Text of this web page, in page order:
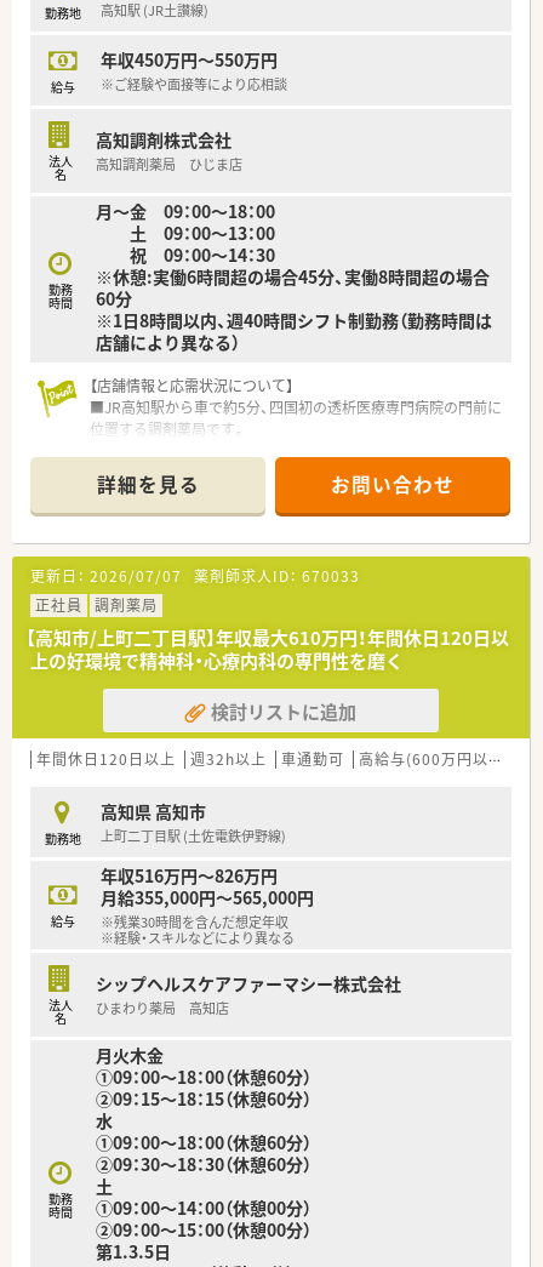
■ご入職後は店舗での実務を通じて一連の流れを習得頂きま
■認定薬剤師取得サポートとしてe-ラーニングの利用が可能で
す。
れています。薬の知識だけでなく、安全管理の取り組みや外部の
専門家による接遇研修等も行われています。
や調剤報酬の算定方法等の教育カリキュラムをご準備されてい
■希望制となりますが、職員研修の一環として医療機関のご協力
のもと、4～6カ月の病院研修も行われています。
＜法人特徴＞
■高知県内を中心にグループ全体で32店舗展開中です。今後も
■総合病院門前からクリニック門前までさまざまな科目の店舗
を運営されています。
■在宅件数はグループ全体で700件以上ございます。在宅専任薬
剤師も複数名いらっしゃいます。
■1年に1回以上学会に参加されており、学会発表チームを立ち
上げ、日々の業務で感じたことや、患者さまからの要望などを議
論して発表の題目を検討されています。
■調剤業務だけでなく、災害対策や野菜の販売等を通して地域貢
献を行われています。
■業務短縮の為、全店舗にて最新機器（電子薬歴・分包機（円盤）・
一部店舗に二次元バーコードやクリーンベンチ、ピッキング鑑査
機 等）を導入されています。
＜こんな方にもオススメ＞
■複数店舗展開されているチェーン薬局を希望されている方
■研修制度が充実している企業をご希望の方
■外来対応だけでなく、在宅業務など幅広く経験していきたい方
等 少しでも気になる方はお気軽にお問い合わせ下さい。
勤務地 高知駅 (JR土讃線)
給与
年収450万円～550万円
※ご経験や面接等により応相談
法人
名
高知調剤株式会社
高知調剤薬局 ひじま店
勤務
時間
月～金 09：00～18：00
土 09：00～13：00
祝 09：00～14：30
※休憩:実働6時間超の場合45分、実働8時間超の場合
60分
※1日8時間以内、週40時間シフト制勤務（勤務時間は
店舗により異なる）
【店舗情報と応需状況について】
■JR高知駅から車で約5分、四国初の透析医療専門病院の門前に
位置する調剤薬局です。
目を1日平均40～50枚応需します。
■薬剤師は常勤1名、パート3名体制で、ベテランスタッフも在籍
しており安心して勤務できます。
【募集背景と求める人物像について】
■退職に伴う欠員補充のため、即戦力として、また将来的に店舗
を担う人材としてご活躍いただける方を募集します。
■「かかりつけ薬剤師」や「健康づくり支援」に意欲があり、協調
性を持って働ける方を求めています。
■高知県で腰を据えて長く働き、地域医療に貢献したいという想
いをお持ちの方を歓迎します。
【求人情報について】
■ご経験や能力を最大限に評価し、年収500万円から最大650万
■県外からの転職者には、引越し費用（上限10万円）や家賃補助
（上限5万円）など手厚いサポートがあります。
■賞与はありませんが、その分が年俸に含まれ、月々の安定した
収入に繋がります。
【勤務実態について】
■年間休日は120日（公休117日＋リフレッシュ休暇3日）と、お
■有給休暇の消化率は約90％と非常に高く、半日単位での取得
も可能で、計画的に利用できます。
■育休復帰時の時短勤務制度も完備しており、ライフステージの
詳細を見る お問い合わせ
更新日： 2026/07/07 薬剤師求人ID： 670033
正社員
調剤薬局
【高知市/上町二丁目駅】年収最大610万円！年間休日120日以
上の好環境で精神科・心療内科の専門性を磨く
検討リストに追加
年間休日120日以上 週32h以上 車通勤可 高給与(600万円以上)
勤務地
高知県 高知市
上町二丁目駅 (土佐電鉄伊野線)
給与
年収516万円～826万円
月給355,000円～565,000円
※残業30時間を含んだ想定年収
※経験・スキルなどにより異なる
法人
名
シップヘルスケアファーマシー株式会社
ひまわり薬局 高知店
勤務
時間
月火木金
①09：00～18：00（休憩60分）
②09：15～18：15（休憩60分）
水
①09：00～18：00（休憩60分）
②09：30～18：30（休憩60分）
土
①09：00～14：00（休憩00分）
②09：00～15：00（休憩00分）
第1.3.5日